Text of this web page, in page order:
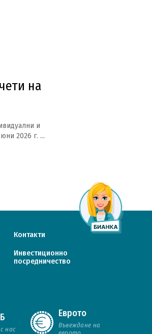
нас
Еврото
Въвеждане на
на
и
2026 г. ...
Контакти
Инвестиционно
посредничество
Design & Development: Studio X